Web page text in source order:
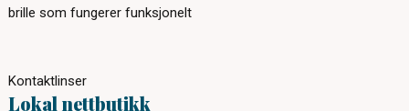
brille som fungerer funksjonelt
Kontaktlinser
Lokal nettbutikk